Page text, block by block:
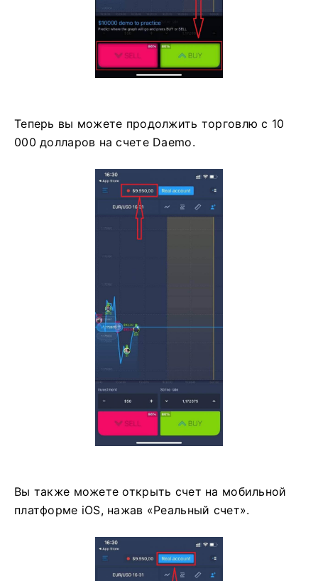
Теперь вы можете продолжить торговлю с 10
000 долларов на счете Daemo.
Вы также можете открыть счет на мобильной
платформе iOS, нажав «Реальный счет».